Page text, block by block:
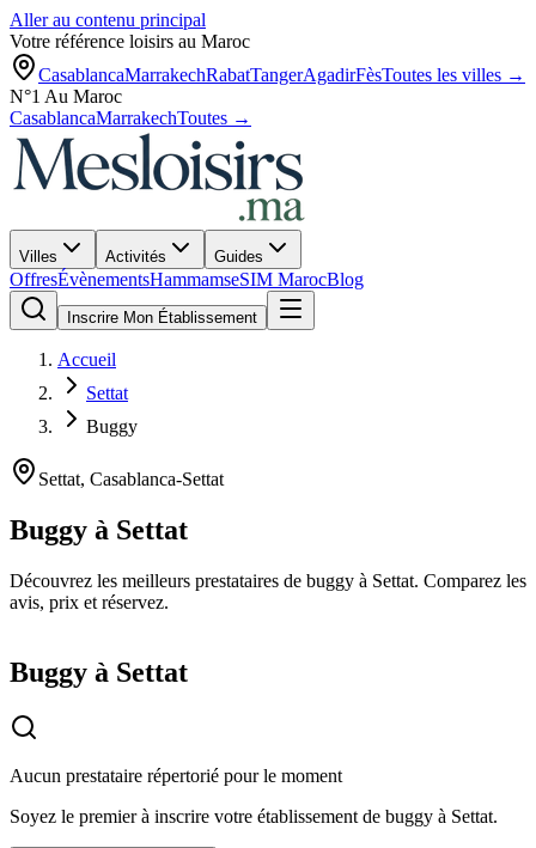
Aller au contenu principal
Votre référence loisirs au Maroc
CasablancaMarrakechRabatTangerAgadirFèsToutes les villes →
N°1 Au Maroc
CasablancaMarrakechToutes →
Villes Activités Guides
OffresÉvènementsHammamseSIM MarocBlog
Inscrire Mon Établissement
Accueil
Settat
Buggy
Settat, Casablanca-Settat
Buggy à Settat
Découvrez les meilleurs prestataires de buggy à Settat. Comparez les
avis, prix et réservez.
Buggy à Settat
Aucun prestataire répertorié pour le moment
Soyez le premier à inscrire votre établissement de buggy à Settat.